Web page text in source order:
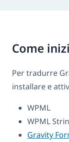
Come
Per tradurre
installare e
WPML
WPML
Gravity